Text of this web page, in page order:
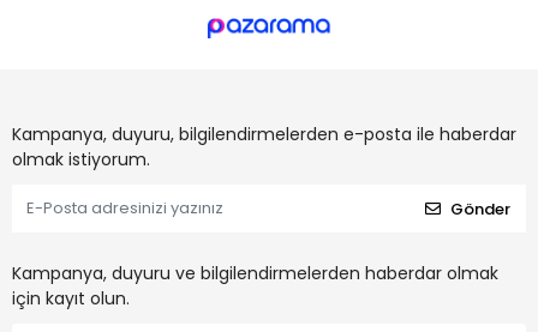
Kampanya, duyuru, bilgilendirmelerden e-posta ile haberdar
olmak istiyorum.
Gönder
Kampanya, duyuru ve bilgilendirmelerden haberdar olmak
için kayıt olun.